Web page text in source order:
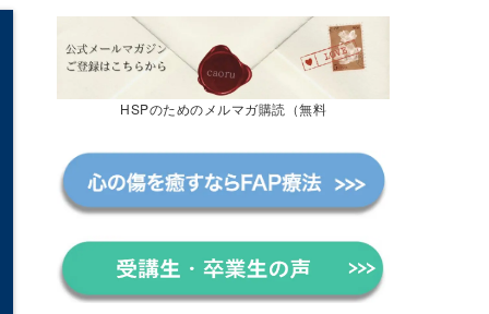
HSPのためのメルマガ購読（無料